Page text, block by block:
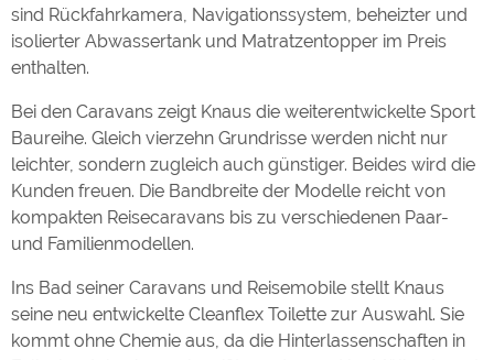
sind Rückfahrkamera, Navigationssystem, beheizter und
isolierter Abwassertank und Matratzentopper im Preis
enthalten.
Bei den Caravans zeigt Knaus die weiterentwickelte Sport
Baureihe. Gleich vierzehn Grundrisse werden nicht nur
leichter, sondern zugleich auch günstiger. Beides wird die
Kunden freuen. Die Bandbreite der Modelle reicht von
kompakten Reisecaravans bis zu verschiedenen Paar-
und Familienmodellen.
Ins Bad seiner Caravans und Reisemobile stellt Knaus
seine neu entwickelte Cleanflex Toilette zur Auswahl. Sie
kommt ohne Chemie aus, da die Hinterlassenschaften in